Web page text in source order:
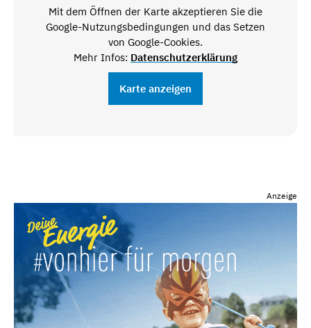
Mit dem Öffnen der Karte akzeptieren Sie die
Google-Nutzungsbedingungen und das Setzen
von Google-Cookies.
Mehr Infos: Datenschutzerklärung
Karte anzeigen
Anzeige